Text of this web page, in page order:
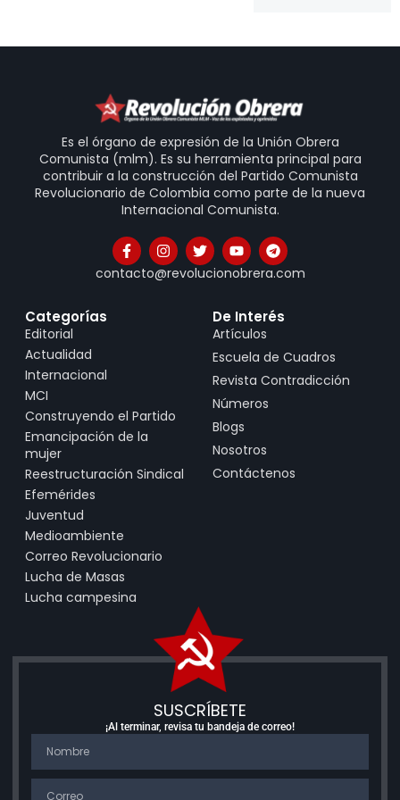
Es el órgano de expresión de la Unión Obrera
Comunista (mlm). Es su herramienta principal para
contribuir a la construcción del Partido Comunista
Revolucionario de Colombia como parte de la nueva
Internacional Comunista.
contacto@revolucionobrera.com
Categorías
Editorial
Actualidad
Internacional
MCI
Construyendo el Partido
Emancipación de la
mujer
Reestructuración Sindical
Efemérides
Juventud
Medioambiente
Correo Revolucionario
Lucha de Masas
Lucha campesina
De Interés
Artículos
Escuela de Cuadros
Revista Contradicción
Números
Blogs
Nosotros
Contáctenos
SUSCRÍBETE
¡Al terminar, revisa tu bandeja de correo!